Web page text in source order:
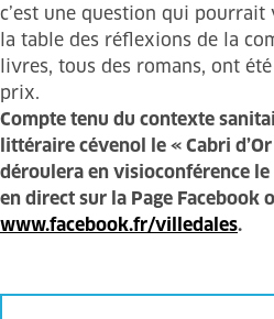
c’est une question qui
la table des réflexions de la
livres, tous des romans, ont
prix.
Compte tenu du contexte
littéraire cévenol le « Cabri
déroulera en visioconférence
en direct sur la Page Facebook
www.facebook.fr/villedales.